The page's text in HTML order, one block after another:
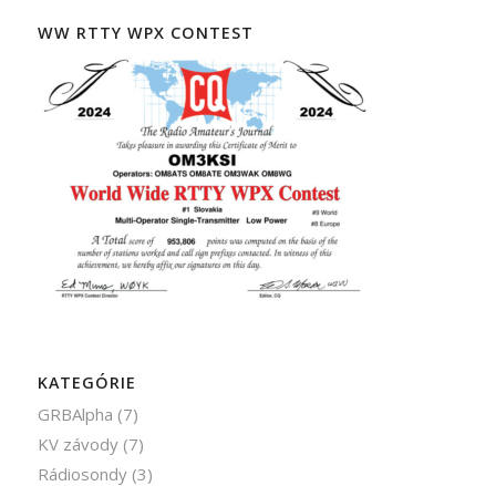
WW RTTY WPX CONTEST
KATEGÓRIE
GRBAlpha (7)
KV závody(7)
Rádiosondy(3)